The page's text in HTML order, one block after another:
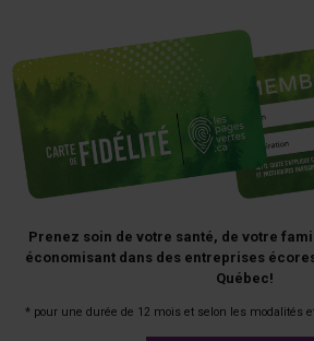
Prenez soin de votre santé, de votre
économisant dans des entreprises
Québec!
* pour une durée de 12 mois et selon les modalités